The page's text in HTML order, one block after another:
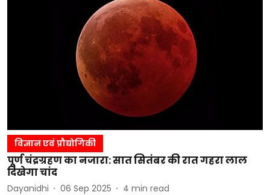
विज्ञान एवं प्रौद्योगिकी
पूर्ण चंद्रग्रहण का नजारा: सात सितंबर की रात गहरा लाल
दिखेगा चांद
Dayanidhi 06 Sep 2025 4 min read